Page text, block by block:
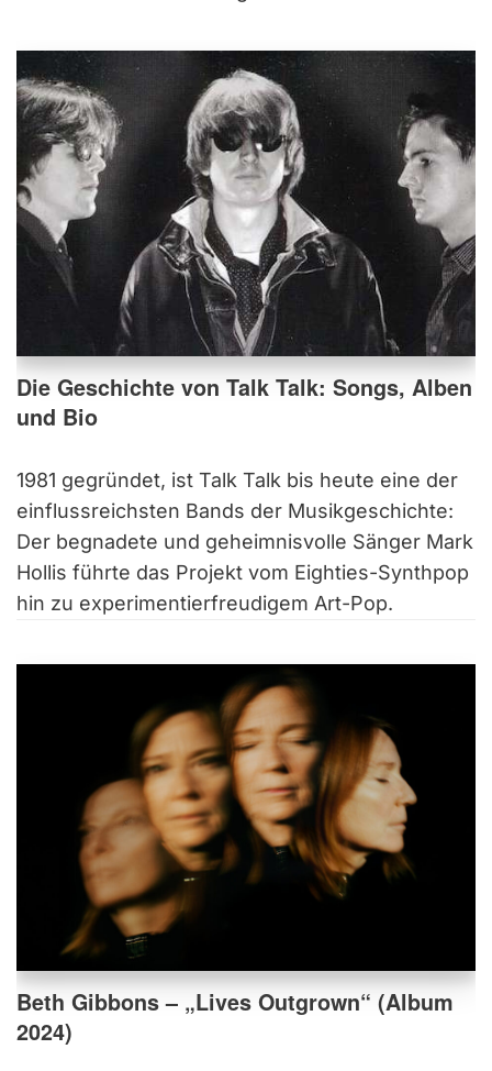
Die Geschichte von Talk Talk: Songs, Alben
und Bio
1981 gegründet, ist Talk Talk bis heute eine der
einflussreichsten Bands der Musikgeschichte:
Der begnadete und geheimnisvolle Sänger Mark
Hollis führte das Projekt vom Eighties-Synthpop
hin zu experimentierfreudigem Art-Pop.
Beth Gibbons – „Lives Outgrown“ (Album
2024)